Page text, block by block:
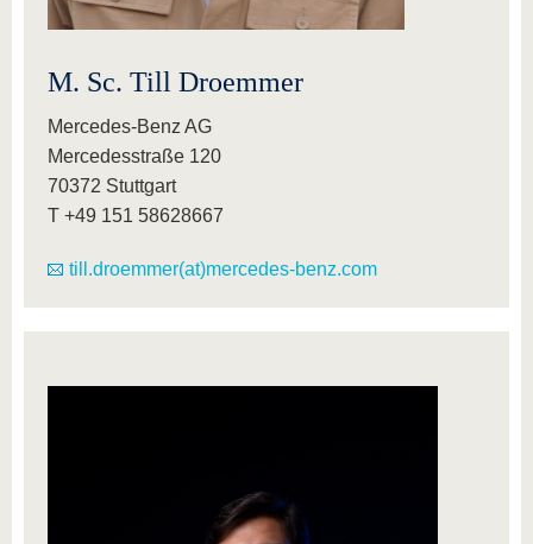
M. Sc. Till Droemmer
Mercedes-Benz AG
Mercedesstraße 120
70372 Stuttgart
T +49 151 58628667
till.droemmer(at)mercedes-benz.com